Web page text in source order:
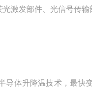
激发部件、光信号传
体升降温技术，最快